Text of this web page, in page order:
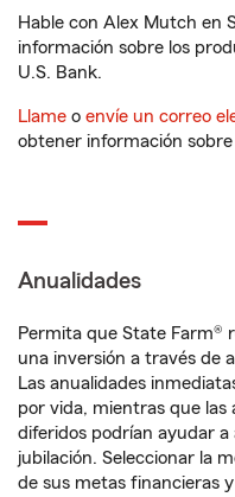
Hable con Alex Mutch en
información sobre los
U.S. Bank.
Llame o envíe un correo
obtener información
Anualidades
Permita que State Farm®
una inversión a través de
Las anualidades
por vida, mientras que las
diferidos podrían ayudar
jubilación. Seleccionar la
de sus metas financieras